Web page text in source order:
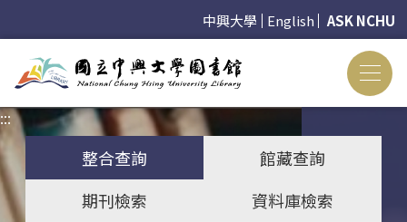
中興大學 English ASK NCHU
:::
整合查詢
館藏查詢
期刊檢索
資料庫檢索